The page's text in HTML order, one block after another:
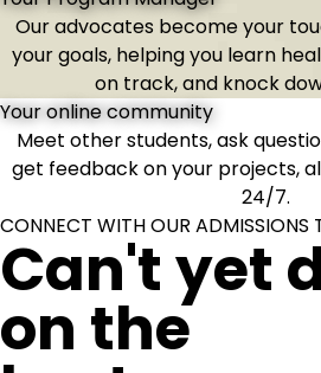
Our advocates become your
your goals, helping you learn
on track, and knock
Your online community
Meet other students, ask
get feedback on your projects,
24/7.
CONNECT WITH OUR ADMISSIONS
Can't yet
on the